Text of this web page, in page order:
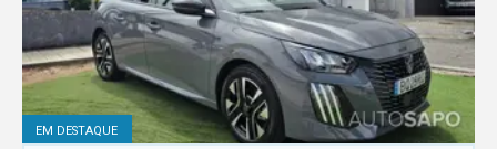
EM DESTAQUE